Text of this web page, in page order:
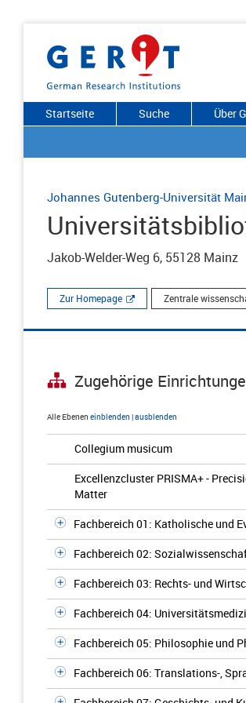
Startseite Suche Über
Johannes Gutenberg-Universität
Jakob-Welder-Weg 6, 55128 Mainz
Zur Homepage Zentrale
Zugehörige
Alle Ebenen einblenden |ausblenden
Collegium musicum
Excellenzcluster PRISMA+ -
Matter
Fachbereich 01: Katholische und
Fachbereich 02:
Fachbereich 03: Rechts- und
Fachbereich 04:
Fachbereich 05: Philosophie und
Fachbereich 06: Translations-,